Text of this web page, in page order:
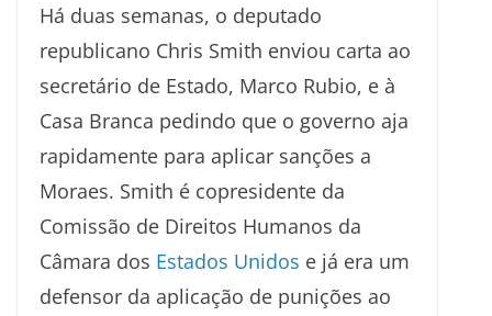
Há duas semanas, o deputado
republicano Chris Smith enviou carta ao
secretário de Estado, Marco Rubio, e à
Casa Branca pedindo que o governo aja
rapidamente para aplicar sanções a
Moraes. Smith é copresidente da
Comissão de Direitos Humanos da
Câmara dos Estados Unidos e já era um
defensor da aplicação de punições ao